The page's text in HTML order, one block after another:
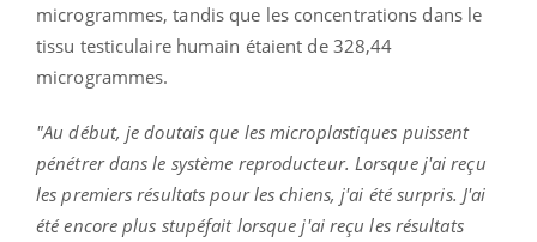
microgrammes, tandis que les concentrations dans le
tissu testiculaire humain étaient de 328,44
microgrammes.
"Au début, je doutais que les microplastiques puissent
pénétrer dans le système reproducteur. Lorsque j'ai reçu
les premiers résultats pour les chiens, j'ai été surpris. J'ai
été encore plus stupéfait lorsque j'ai reçu les résultats